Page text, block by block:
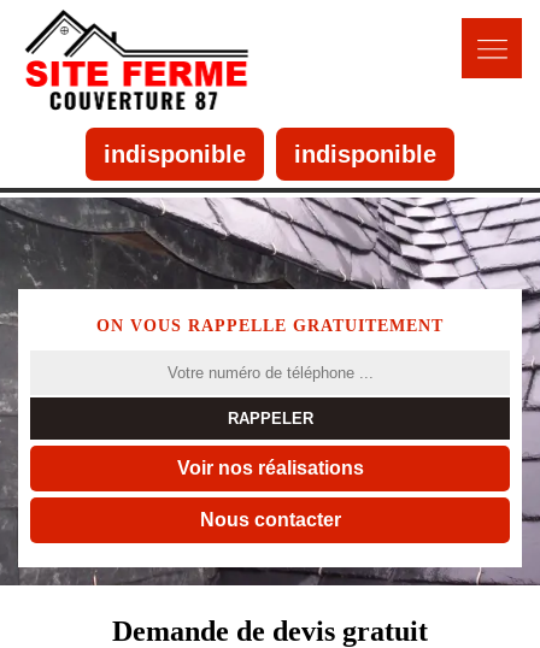
indisponible indisponible
ON VOUS RAPPELLE GRATUITEMENT
Voir nos réalisations
Nous contacter
Demande de devis gratuit